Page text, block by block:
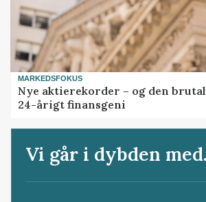
MARKEDSFOKUS
Nye aktierekorder – og den
24-årigt finansgeni
Vi går i dybden